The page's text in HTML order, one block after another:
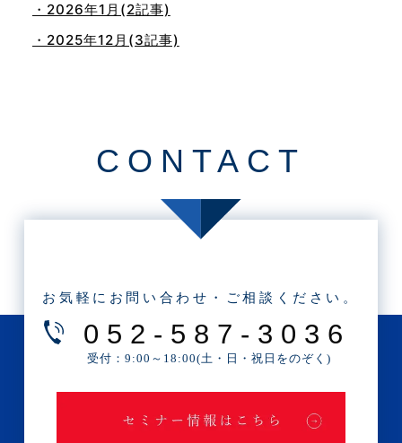
・2026年1月(2記事)
・2025年12月(3記事)
・2025年8月(2記事)
・2025年6月(3記事)
・2025年4月(1記事)
・2025年2月(3記事)
・2025年1月(1記事)
CONTACT
お気軽にお問い合わせ・ご相談ください。
052-587-3036
受付：9:00～18:00(土・日・祝日をのぞく)